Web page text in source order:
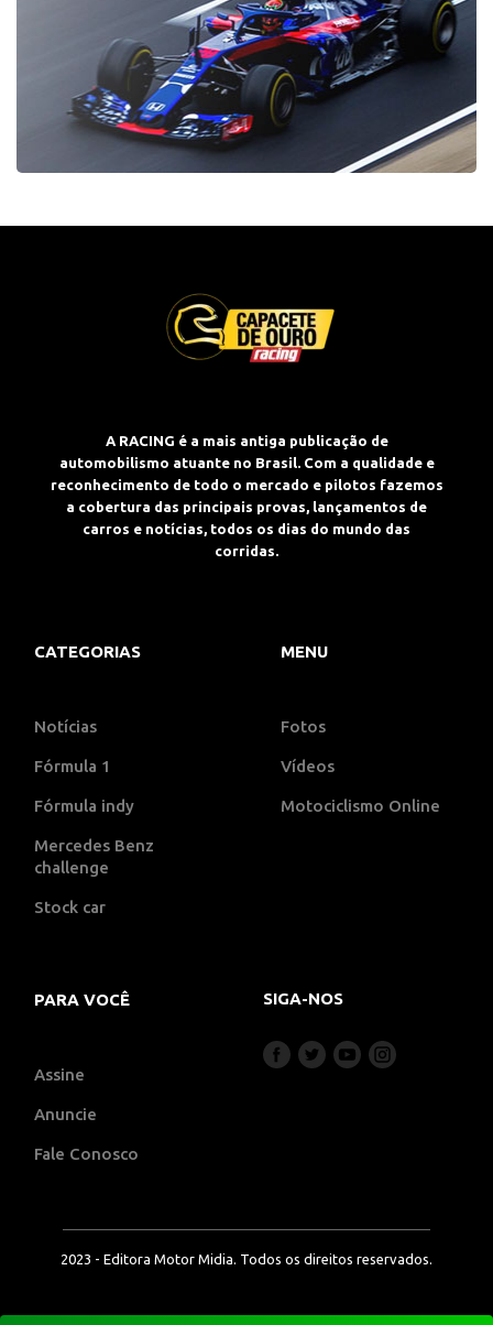
A RACING é a mais antiga publicação de
automobilismo atuante no Brasil. Com a qualidade e
reconhecimento de todo o mercado e pilotos fazemos
a cobertura das principais provas, lançamentos de
carros e notícias, todos os dias do mundo das
corridas.
CATEGORIAS
Notícias
Fórmula 1
Fórmula indy
Mercedes Benz
challenge
Stock car
MENU
Fotos
Vídeos
Motociclismo Online
PARA VOCÊ
Assine
Anuncie
Fale Conosco
SIGA-NOS
2023 - Editora Motor Midia. Todos os direitos reservados.